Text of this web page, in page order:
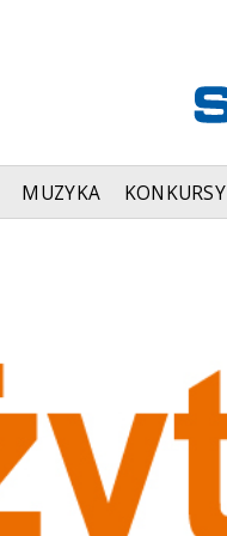
MUZYKA KONKURSY